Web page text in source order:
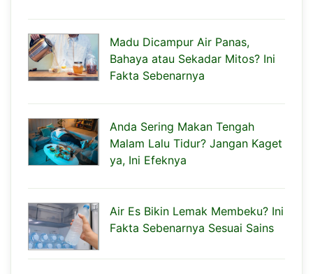
Madu Dicampur Air Panas,
Bahaya atau Sekadar Mitos? Ini
Fakta Sebenarnya
Anda Sering Makan Tengah
Malam Lalu Tidur? Jangan Kaget
ya, Ini Efeknya
Air Es Bikin Lemak Membeku? Ini
Fakta Sebenarnya Sesuai Sains